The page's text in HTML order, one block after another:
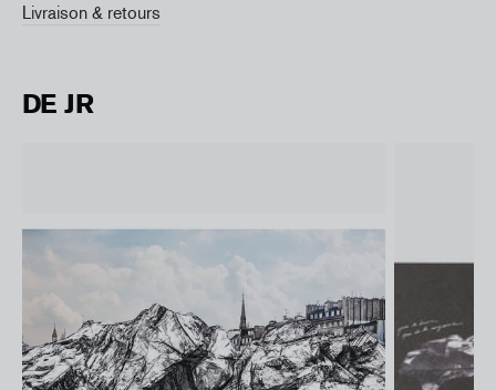
Livraison & retours
DE JR